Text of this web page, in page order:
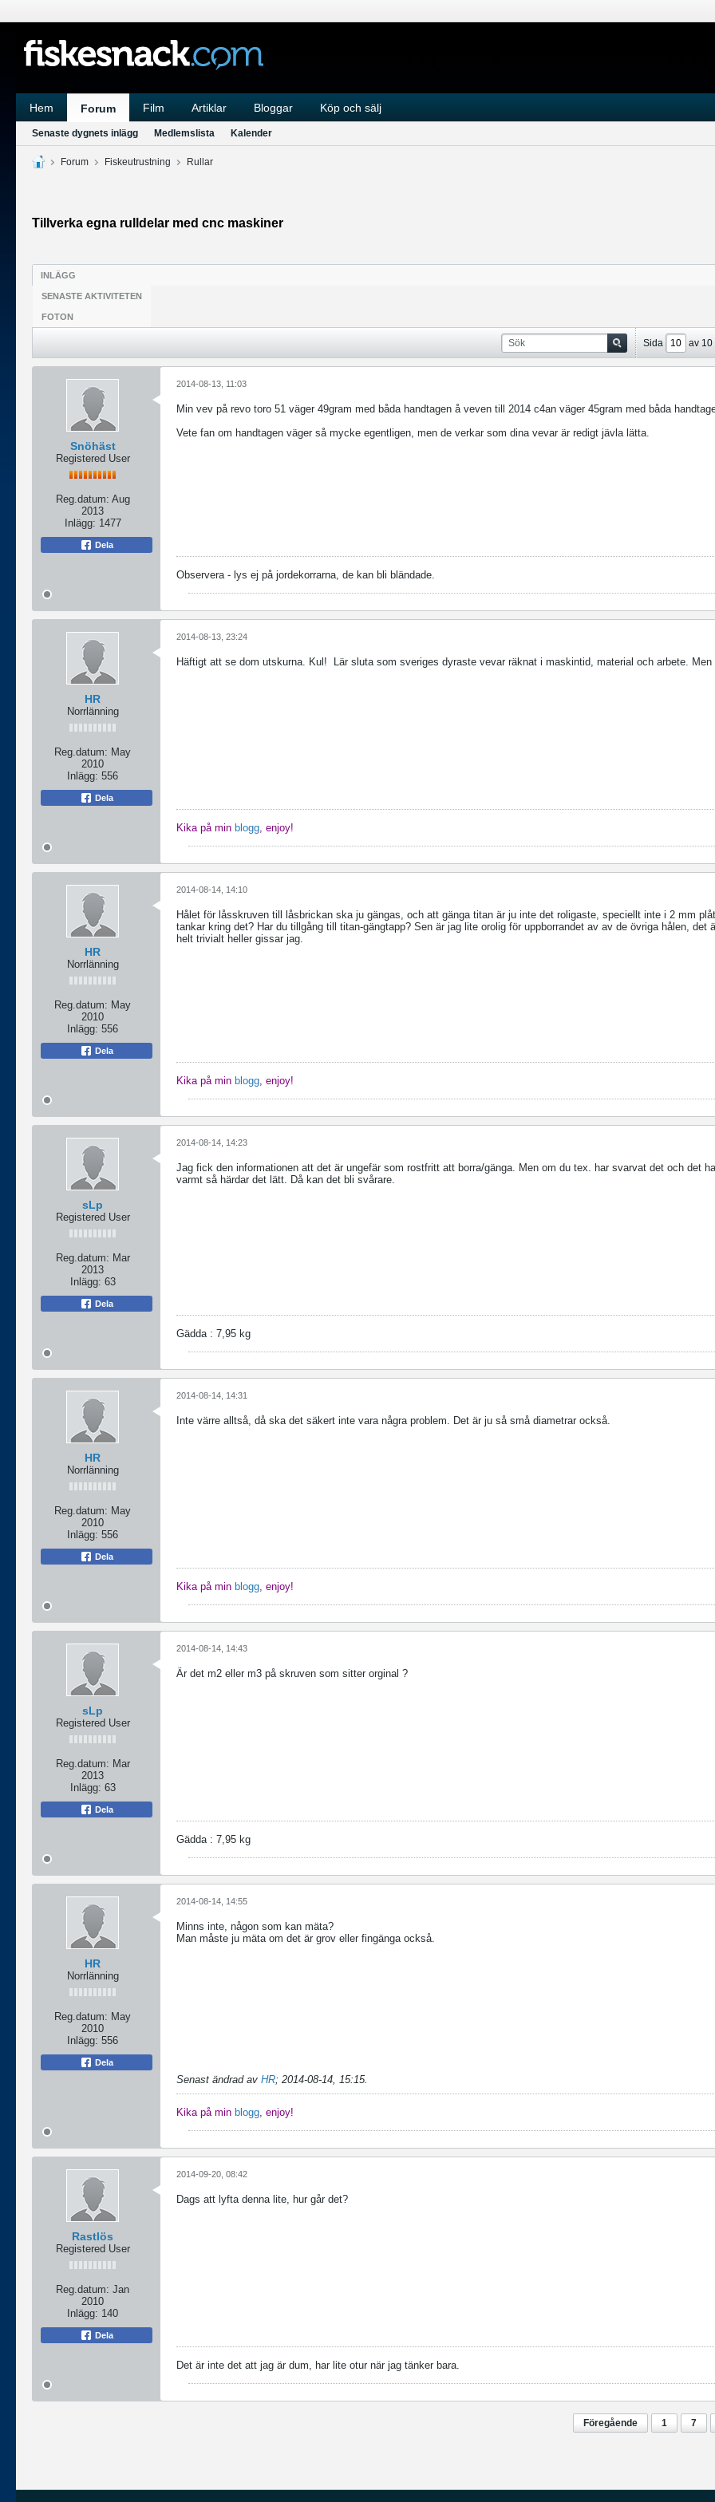
Hem Forum Film Artiklar Bloggar Köp och sälj
Senaste dygnets inlägg Medlemslista Kalender
Forum Fiskeutrustning Rullar
Tillverka egna rulldelar med cnc maskiner
INLÄGG
SENASTE AKTIVITETEN
FOTON
Sida av 10
Snöhäst
Registered User
Reg.datum: Aug
2013
Inlägg: 1477
Dela
2014-08-13, 11:03
Min vev på revo toro 51 väger 49gram med båda handtagen å veven till 2014 c4an väger 45gram med båda
Vete fan om handtagen väger så mycke egentligen, men de verkar som dina vevar är redigt jävla lätta.
Observera - lys ej på jordekorrarna, de kan bli bländade.
HR
Norrlänning
Reg.datum: May
2010
Inlägg: 556
Dela
2014-08-13, 23:24
Häftigt att se dom utskurna. Kul! Lär sluta som sveriges dyraste vevar räknat i maskintid, material och arbete.
Kika på min blogg, enjoy!
HR
Norrlänning
Reg.datum: May
2010
Inlägg: 556
Dela
2014-08-14, 14:10
Hålet för låsskruven till låsbrickan ska ju gängas, och att gänga titan är ju inte det roligaste, speciellt inte i 2 mm
tankar kring det? Har du tillgång till titan-gängtapp? Sen är jag lite orolig för uppborrandet av av de övriga hålen, det
helt trivialt heller gissar jag.
Kika på min blogg, enjoy!
sLp
Registered User
Reg.datum: Mar
2013
Inlägg: 63
Dela
2014-08-14, 14:23
Jag fick den informationen att det är ungefär som rostfritt att borra/gänga. Men om du tex. har svarvat det och det
varmt så härdar det lätt. Då kan det bli svårare.
Gädda : 7,95 kg
HR
Norrlänning
Reg.datum: May
2010
Inlägg: 556
Dela
2014-08-14, 14:31
Inte värre alltså, då ska det säkert inte vara några problem. Det är ju så små diametrar också.
Kika på min blogg, enjoy!
sLp
Registered User
Reg.datum: Mar
2013
Inlägg: 63
Dela
2014-08-14, 14:43
Är det m2 eller m3 på skruven som sitter orginal ?
Gädda : 7,95 kg
HR
Norrlänning
Reg.datum: May
2010
Inlägg: 556
Dela
2014-08-14, 14:55
Minns inte, någon som kan mäta?
Man måste ju mäta om det är grov eller fingänga också.
Senast ändrad av HR; 2014-08-14, 15:15.
Kika på min blogg, enjoy!
Rastlös
Registered User
Reg.datum: Jan
2010
Inlägg: 140
Dela
2014-09-20, 08:42
Dags att lyfta denna lite, hur går det?
Det är inte det att jag är dum, har lite otur när jag tänker bara.
Föregående 1 7